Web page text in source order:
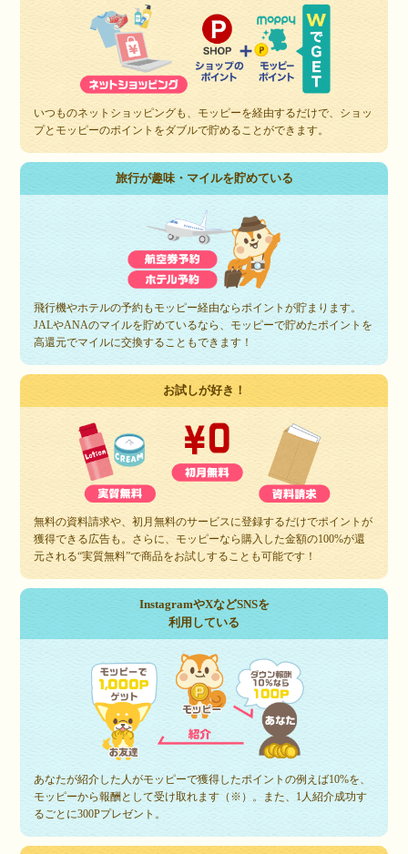
いつものネットショッピングも、モッピーを経由するだけで、ショッ
プとモッピーのポイントをダブルで貯めることができます。
旅行が趣味・マイルを貯めている
飛行機やホテルの予約もモッピー経由ならポイントが貯まります。
JALやANAのマイルを貯めているなら、モッピーで貯めたポイントを
高還元でマイルに交換することもできます！
お試しが好き！
無料の資料請求や、初月無料のサービスに登録するだけでポイントが
獲得できる広告も。さらに、モッピーなら購入した金額の100%が還
元される“実質無料”で商品をお試しすることも可能です！
InstagramやXなどSNSを
利用している
あなたが紹介した人がモッピーで獲得したポイントの例えば10%を、
モッピーから報酬として受け取れます（※）。また、1人紹介成功す
るごとに300Pプレゼント。